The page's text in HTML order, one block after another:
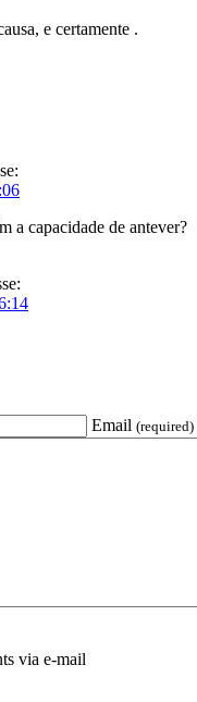
e certamente .
a capacidade de antever?
Email (required)
via e-mail